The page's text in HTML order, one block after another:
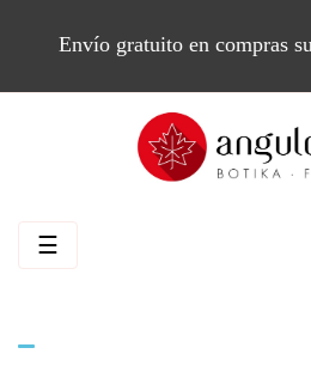
Envío gratuito en compras
Navegación
☰